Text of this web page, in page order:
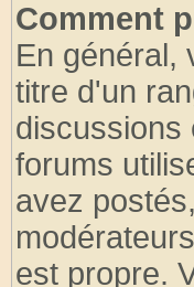
Comment
En général,
titre d'un
discussions
forums
avez
est propre.